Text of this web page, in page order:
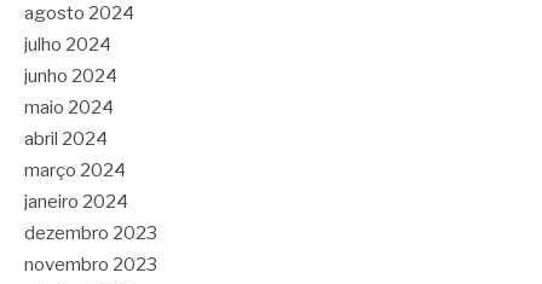
agosto 2024
julho 2024
junho 2024
maio 2024
abril 2024
março 2024
janeiro 2024
dezembro 2023
novembro 2023